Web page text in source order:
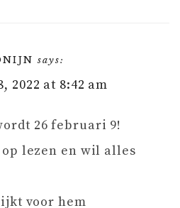
says:
2022 at 8:42 am
26 februari 9!
lezen en wil alles
voor hem